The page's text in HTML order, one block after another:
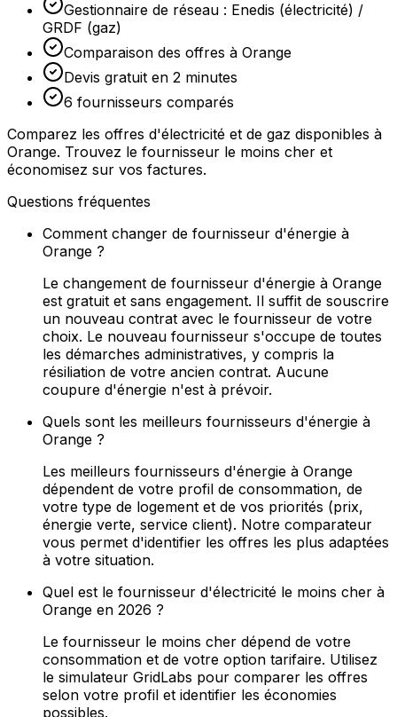
Gestionnaire de réseau : Enedis (électricité) /
GRDF (gaz)
Comparaison des offres à Orange
Devis gratuit en 2 minutes
6 fournisseurs comparés
Comparez les offres d'électricité et de gaz disponibles à
Orange. Trouvez le fournisseur le moins cher et
économisez sur vos factures.
Questions fréquentes
Comment changer de fournisseur d'énergie à
Orange ?
Le changement de fournisseur d'énergie à Orange
est gratuit et sans engagement. Il suffit de souscrire
un nouveau contrat avec le fournisseur de votre
choix. Le nouveau fournisseur s'occupe de toutes
les démarches administratives, y compris la
résiliation de votre ancien contrat. Aucune
coupure d'énergie n'est à prévoir.
Quels sont les meilleurs fournisseurs d'énergie à
Orange ?
Les meilleurs fournisseurs d'énergie à Orange
dépendent de votre profil de consommation, de
votre type de logement et de vos priorités (prix,
énergie verte, service client). Notre comparateur
vous permet d'identifier les offres les plus adaptées
à votre situation.
Quel est le fournisseur d'électricité le moins cher à
Orange en 2026 ?
Le fournisseur le moins cher dépend de votre
consommation et de votre option tarifaire. Utilisez
le simulateur GridLabs pour comparer les offres
selon votre profil et identifier les économies
possibles.